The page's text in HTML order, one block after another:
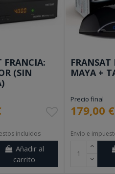
FRANCIA:
(SIN
incluidos
Añadir al
carrito
MAYA +
Precio final
179,00 €
Envío e